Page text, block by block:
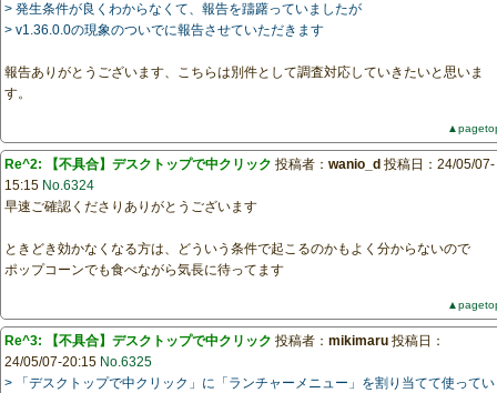
> 発生条件が良くわからなくて、報告を躊躇っていましたが
> v1.36.0.0の現象のついでに報告させていただきます
報告ありがとうございます、こちらは別件として調査対応していきたいと思いま
す。
Re^2: 【不具合】デスクトップで中クリック 投稿者： wanio_d 投稿日：24/05/07-
15:15 No.6324
早速ご確認くださりありがとうございます
ときどき効かなくなる方は、どういう条件で起こるのかもよく分からないので
ポップコーンでも食べながら気長に待ってます
Re^3: 【不具合】デスクトップで中クリック 投稿者： mikimaru 投稿日：
24/05/07-20:15 No.6325
> 「デスクトップで中クリック」に「ランチャーメニュー」を割り当てて使ってい